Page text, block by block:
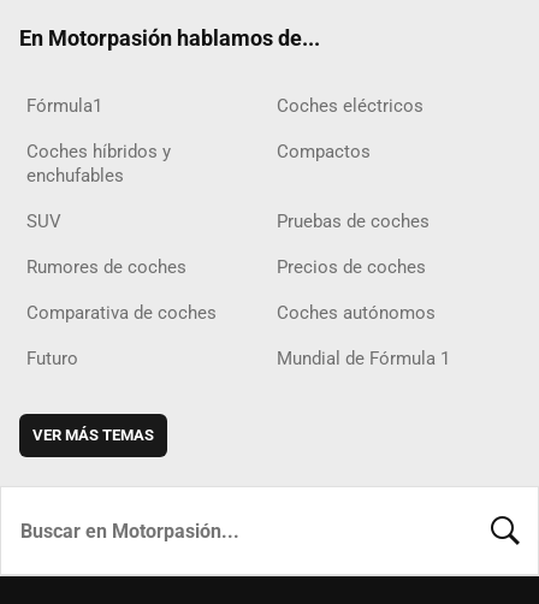
En Motorpasión hablamos de...
Fórmula1 Coches eléctricos
Coches híbridos y
enchufables
Compactos
SUV Pruebas de coches
Rumores de coches Precios de coches
Comparativa de coches Coches autónomos
Futuro Mundial de Fórmula 1
VER MÁS TEMAS